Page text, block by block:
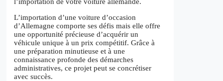
L’importation d’une voiture d’occasion
d’Allemagne comporte ses défis mais elle offre
une opportunité précieuse d’acquérir un
véhicule unique à un prix compétitif. Grâce à
une préparation minutieuse et à une
connaissance profonde des démarches
administratives, ce projet peut se concrétiser
avec succès.